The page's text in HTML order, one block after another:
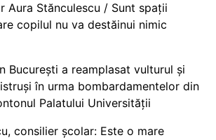
Aura Stănculescu / Sunt spații
copilul nu va destăinui nimic
București a reamplasat vulturul și
în urma bombardamentelor din
Palatului Universității
consilier școlar: Este o mare